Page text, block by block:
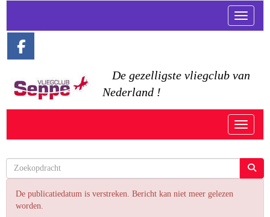
Toggle
De gezelligste vliegclub van
Nederland !
Toggle
De publicatiedatum is verstreken. Bericht kan niet meer gelezen
worden.